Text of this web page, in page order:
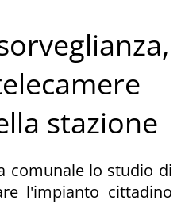
stazione
comunale lo studio di
l'impianto cittadino